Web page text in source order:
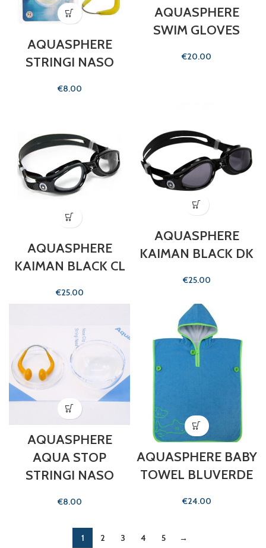
AQUASPHERE
STRINGI NASO
€
AQUASPHERE
SWIM GLOVES
€
AQUASPHERE
KAIMAN BLACK CL
€
AQUASPHERE
KAIMAN BLACK DK
€
AQUASPHERE
AQUA STOP
STRINGI NASO
€
AQUASPHERE BABY
TOWEL BLUVERDE
€
1 2 3 4 5 →